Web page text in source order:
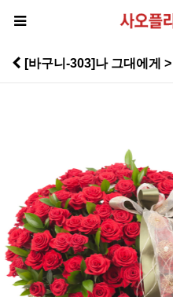
[바구니-303]나 그대에게